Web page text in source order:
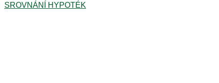
SROVNÁNÍ HYPOTÉK